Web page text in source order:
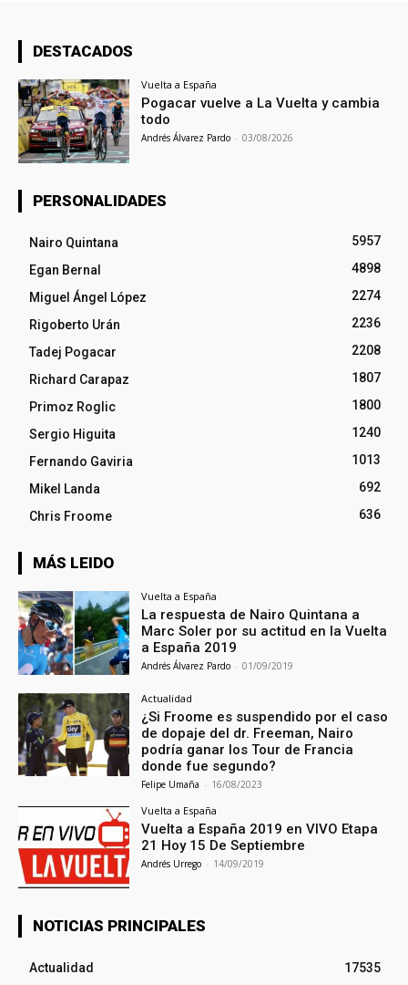
DESTACADOS
Vuelta a España
Pogacar vuelve a La Vuelta y cambia
todo
Andrés Álvarez Pardo - 03/08/2026
PERSONALIDADES
Nairo Quintana
5957
Egan Bernal
4898
Miguel Ángel López
2274
Rigoberto Urán
2236
Tadej Pogacar
2208
Richard Carapaz
1807
Primoz Roglic
1800
Sergio Higuita
1240
Fernando Gaviria
1013
Mikel Landa
692
Chris Froome
636
MÁS LEIDO
Vuelta a España
La respuesta de Nairo Quintana a
Marc Soler por su actitud en la Vuelta
a España 2019
Andrés Álvarez Pardo - 01/09/2019
Actualidad
¿Si Froome es suspendido por el caso
de dopaje del dr. Freeman, Nairo
podría ganar los Tour de Francia
donde fue segundo?
Felipe Umaña - 16/08/2023
Vuelta a España
Vuelta a España 2019 en VIVO Etapa
21 Hoy 15 De Septiembre
Andrés Urrego - 14/09/2019
NOTICIAS PRINCIPALES
Actualidad
17535